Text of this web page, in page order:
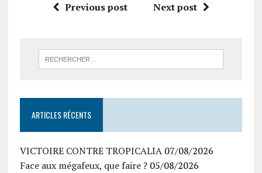
Previous post Next post
ARTICLES RÉCENTS
VICTOIRE CONTRE TROPICALIA 07/08/2026
Face aux mégafeux, que faire ? 05/08/2026